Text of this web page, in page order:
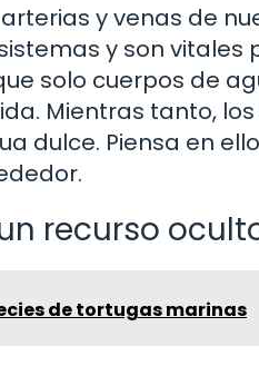
y venas de
y son vitales
solo cuerpos de
Mientras tanto,
dulce. Piensa en
recurso
de tortugas marinas